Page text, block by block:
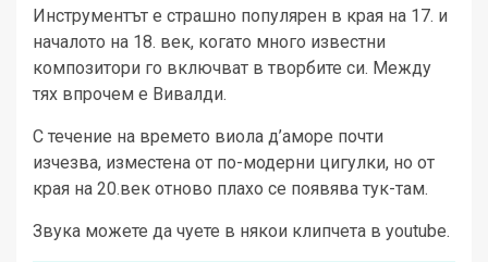
Инструментът е страшно популярен в края на 17. и
началото на 18. век, когато много известни
композитори го включват в творбите си. Между
тях впрочем е Вивалди.
С течение на времето виола д’аморе почти
изчезва, изместена от по-модерни цигулки, но от
края на 20.век отново плахо се появява тук-там.
Звука можете да чуете в някои клипчета в youtube.